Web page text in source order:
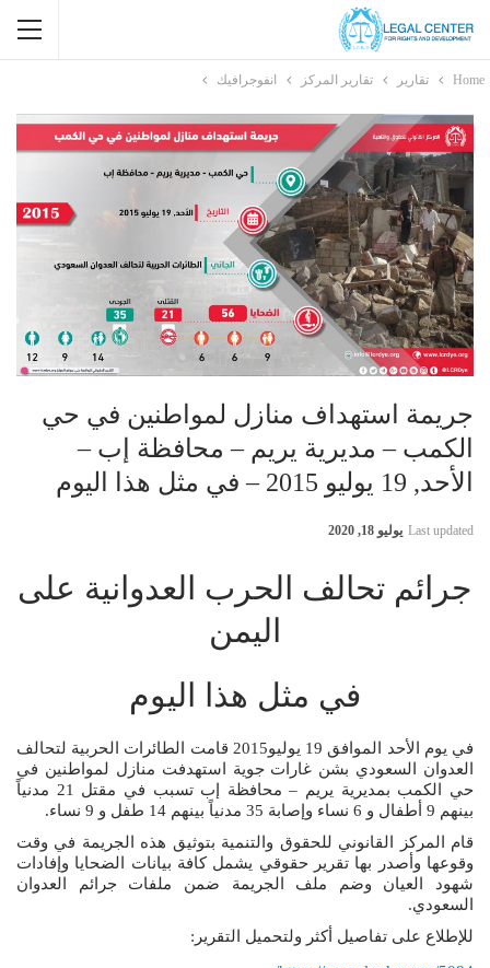
Home تقارير تقارير المركز انفوجرافيك
جريمة استهداف منازل لمواطنين في حي
الكمب – مديرية يريم – محافظة إب –
الأحد, 19 يوليو 2015 – في مثل هذا اليوم
Last updated يوليو 18, 2020
جرائم تحالف الحرب العدوانية على
اليمن
في مثل هذا اليوم
في يوم الأحد الموافق 19 يوليو2015 قامت الطائرات الحربية لتحالف
العدوان السعودي بشن غارات جوية استهدفت منازل لمواطنين في
حي الكمب بمديرية يريم – محافظة إب تسبب في مقتل 21 مدنياً
بينهم 9 أطفال و 6 نساء وإصابة 35 مدنياً بينهم 14 طفل و 9 نساء.
قام المركز القانوني للحقوق والتنمية بتوثيق هذه الجريمة في وقت
وقوعها وأصدر بها تقرير حقوقي يشمل كافة بيانات الضحايا وإفادات
شهود العيان وضم ملف الجريمة ضمن ملفات جرائم العدوان
السعودي.
للإطلاع على تفاصيل أكثر ولتحميل التقرير: